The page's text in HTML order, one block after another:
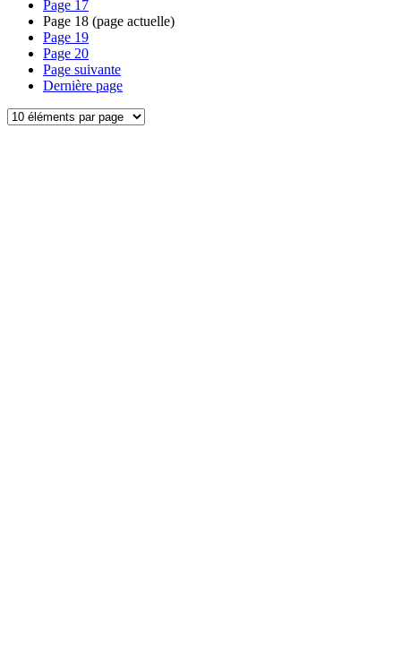
Page 17
Page 18 (page actuelle)
Page 19
Page 20
Page suivante
Dernière page